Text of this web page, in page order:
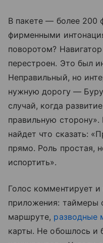
В пакете — более 200
фирменными
поворотом?
перестроен. Это был
Неправильный, но
нужную дорогу —
случай, когда
правильную
найдет что сказать:
прямо. Роль простая,
испортить».
Голос комментирует
приложения: таймеры
маршруте, разводные
карты. Не обошлось и